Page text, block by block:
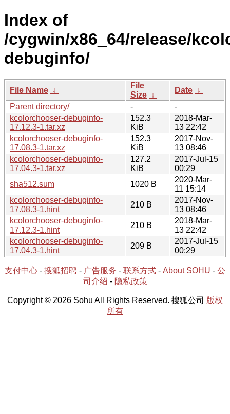
Index of
/cygwin/x86_64/release/
debuginfo/
File Name ↓
File
Size ↓
Date ↓
Parent directory/
-
-
kcolorchooser-debuginfo-
17.12.3-1.tar.xz
152.3
KiB
2018-Mar-
13 22:42
kcolorchooser-debuginfo-
17.08.3-1.tar.xz
152.3
KiB
2017-Nov-
13 08:46
kcolorchooser-debuginfo-
17.04.3-1.tar.xz
127.2
KiB
2017-Jul-15
00:29
sha512.sum
1020 B
2020-Mar-
11 15:14
kcolorchooser-debuginfo-
17.08.3-1.hint
210 B
2017-Nov-
13 08:46
kcolorchooser-debuginfo-
17.12.3-1.hint
210 B
2018-Mar-
13 22:42
kcolorchooser-debuginfo-
17.04.3-1.hint
209 B
2017-Jul-15
00:29
支付中心 - 搜狐招聘 - 广告服务 - 联系方式 - About SOHU - 公
司介绍 - 隐私政策
Copyright © 2026 Sohu All Rights Reserved. 搜狐公司 版权
所有